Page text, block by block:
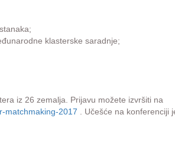
klasterske saradnje;
iz 26 zemalja. Prijavu možete izvršiti na
-matchmaking-2017 . Učešće na konferenciji